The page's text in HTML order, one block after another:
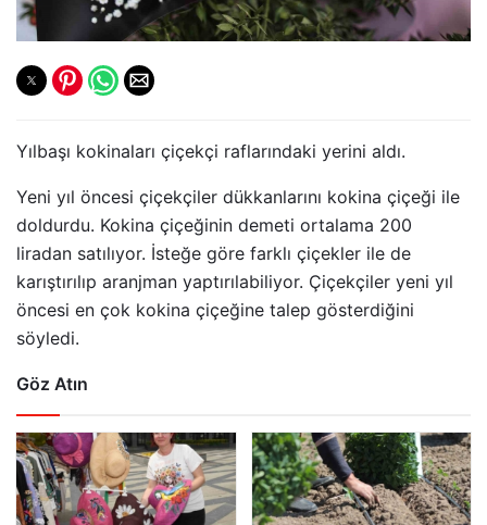
Yılbaşı kokinaları çiçekçi raflarındaki yerini aldı.
Yeni yıl öncesi çiçekçiler dükkanlarını kokina çiçeği ile
doldurdu. Kokina çiçeğinin demeti ortalama 200
liradan satılıyor. İsteğe göre farklı çiçekler ile de
karıştırılıp aranjman yaptırılabiliyor. Çiçekçiler yeni yıl
öncesi en çok kokina çiçeğine talep gösterdiğini
söyledi.
Göz Atın